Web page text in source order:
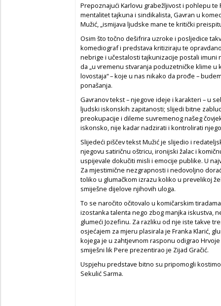
Prepoznajući Karlovu grabežljivost i pohlepu
mentalitet tajkuna i sindikalista, Gavran u
Mužić, „ismijava ljudske mane te kritički
Osim što točno dešifrira uzroke i posljedice
komediograf i predstava kritiziraju te
nebrige i učestalosti tajkunizacije postali imuni
da „u vremenu stvaranja poduzetničke klime u
lovostaja“ – koje u nas nikako da prođe –
ponašanja.
Gavranov tekst – njegove ideje i karakteri – u
ljudski iskonskih zapitanosti; slijedi bitne
preokupacije i dileme suvremenog našeg
iskonsko, nije kadar nadzirati i kontrolirati
Slijedeći piščev tekst Mužić je slijedio i
njegovu satiričnu oštricu, ironijski žalac i
uspijevale dokučiti misli i emocije publike. U
Za mjestimične nezgrapnosti i nedovoljno
toliko u glumačkom izrazu koliko u prevelikoj
smiješne dijelove njihovih uloga.
To se naročito očitovalo u komičarskim
izostanka talenta nego zbog manjka iskustva,
glumeći Jozefinu. Za razliku od nje iste takve
osjećajem za mjeru plasirala je Franka Klarić,
kojega je u zahtjevnom rasponu odigrao
smiješni lik Pere prezentirao je Zijad Gračić.
Uspjehu predstave bitno su pripomogli
Sekulić Sarma.